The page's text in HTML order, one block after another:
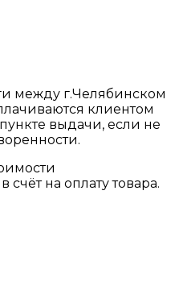
между г.Челябинском
клиентом
выдачи, если не
на оплату товара.